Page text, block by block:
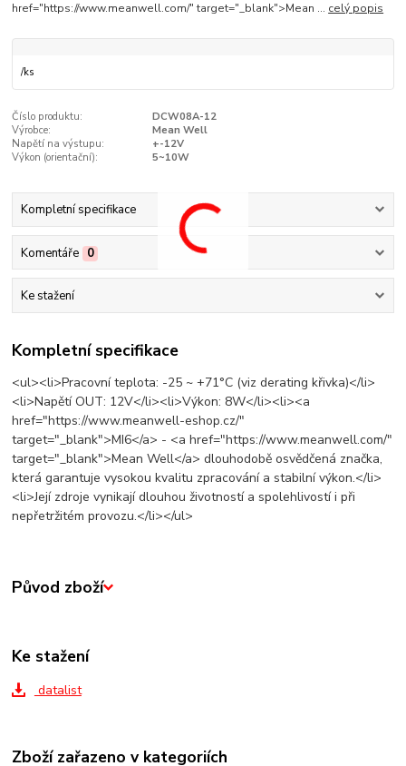
href="https://www.meanwell.com/" target="_blank">Mean ... celý popis
/ks
Číslo produktu:
DCW08A-12
Výrobce:
Mean Well
Napětí na výstupu:
+-12V
Výkon (orientační):
5~10W
Kompletní specifikace
Komentáře 0
Ke stažení
Kompletní specifikace
<ul><li>Pracovní teplota: -25 ~ +71°C (viz derating křivka)</li>
<li>Napětí OUT: 12V</li><li>Výkon: 8W</li><li><a
href="https://www.meanwell-eshop.cz/"
target="_blank">MI6</a> - <a href="https://www.meanwell.com/"
target="_blank">Mean Well</a> dlouhodobě osvědčená značka,
která garantuje vysokou kvalitu zpracování a stabilní výkon.</li>
<li>Její zdroje vynikají dlouhou životností a spolehlivostí i při
nepřetržitém provozu.</li></ul>
Původ zboží
Ke stažení
datalist
Zboží zařazeno v kategoriích